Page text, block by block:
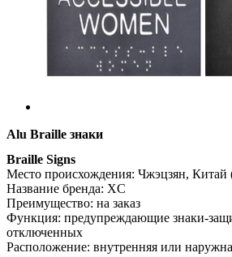
Alu Braille знаки
Braille Signs
Место происхождения: Чжэцзян, Китай
Название бренда: XC
Преимущество: на заказ
Функция: предупреждающие знаки-
отключенных
Расположение: внутренняя или